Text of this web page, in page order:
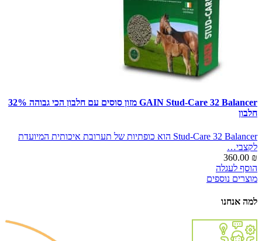
GAIN Stud-Care 32 Balancer מזון סוסים עם חלבון הכי גבוהה 32%
חלבון
Stud-Care 32 Balancer הוא כופתיות של תערובת איכותית המיועדת
לקצבי…
360.00 ₪
הוסף לעגלה
מוצרים נוספים
למה אנחנו